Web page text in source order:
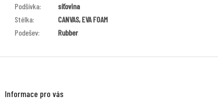
Podšívka:
síťovina
Stélka:
CANVAS, EVA FOAM
Podešev: Rubber
Informace pro vás